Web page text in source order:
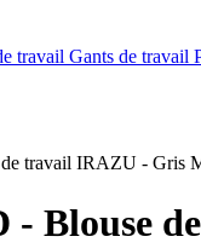
travail Gants de travail
travail IRAZU - Gris
- Blouse